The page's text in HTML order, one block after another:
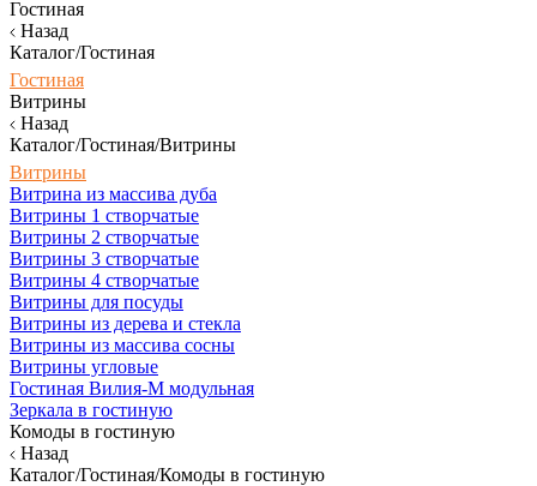
Гостиная
Назад
Каталог/Гостиная
Гостиная
Витрины
Назад
Каталог/Гостиная/Витрины
Витрины
Витрина из массива дуба
Витрины 1 створчатые
Витрины 2 створчатые
Витрины 3 створчатые
Витрины 4 створчатые
Витрины для посуды
Витрины из дерева и стекла
Витрины из массива сосны
Витрины угловые
Гостиная Вилия-М модульная
Зеркала в гостиную
Комоды в гостиную
Назад
Каталог/Гостиная/Комоды в гостиную